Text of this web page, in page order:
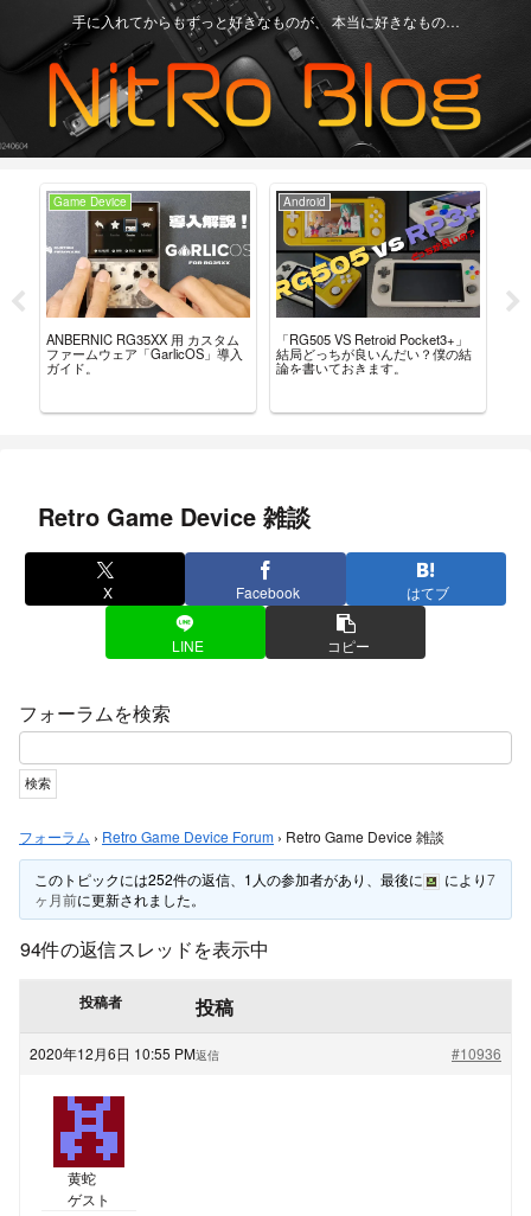
手に入れてからもずっと好きなものが、 本当に好きなもの…
Game Device
ANBERNIC RG35XX 用 カスタム
ファームウェア「GarlicOS」導入
ガイド。
Android
「RG505 VS Retroid Pocket3+」
結局どっちが良いんだい？僕の結
論を書いておきます。
Retro Game Device 雑談
X Facebook はてブ
LINE コピー
フォーラムを検索
フォーラム › Retro Game Device Forum › Retro Game Device 雑談
このトピックには252件の返信、1人の参加者があり、最後に により7
ヶ月前に更新されました。
94件の返信スレッドを表示中
投稿者 投稿
2020年12月6日 10:55 PM #10936
返信
黄蛇
ゲスト